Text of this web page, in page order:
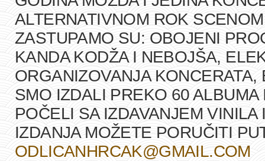
ALTERNATIVNOM ROK
ZASTUPAMO SU: OBOJENI
KANDA KODŽA I NEBOJŠA,
ORGANIZOVANJA
SMO IZDALI PREKO 60
POČELI SA IZDAVANJEM
IZDANJA MOŽETE PORUČITI
ODLICANHRCAK@GMAIL.COM